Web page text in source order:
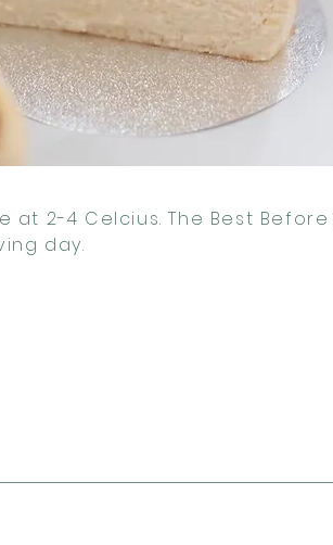
at 2-4 Celcius. The Best
day.